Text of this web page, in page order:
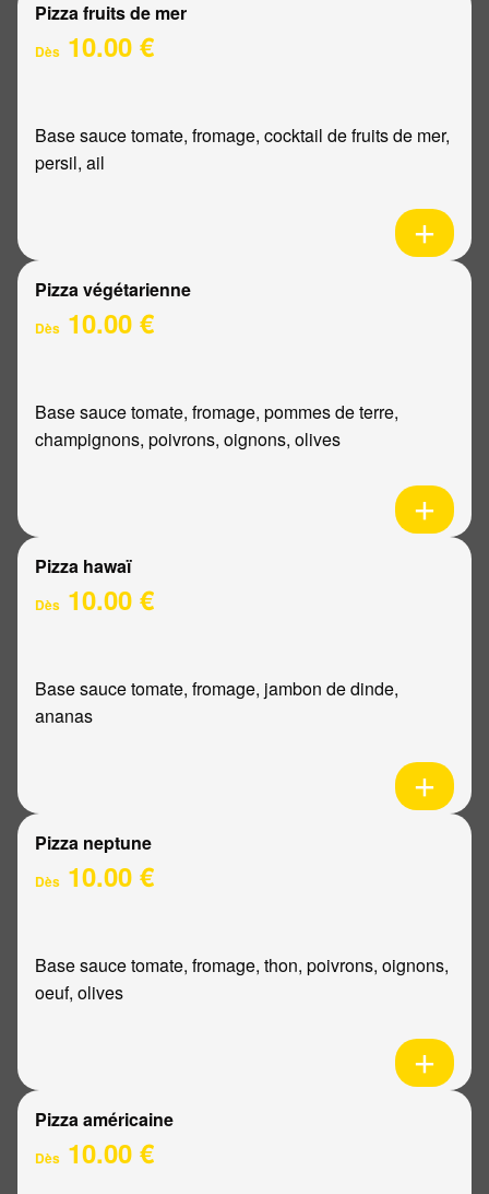
Pizza fruits de mer
Dès 10.00 €
Base sauce tomate, fromage, cocktail de fruits de mer,
persil, ail
Pizza végétarienne
Dès 10.00 €
Base sauce tomate, fromage, pommes de terre,
champignons, poivrons, oignons, olives
Pizza hawaï
Dès 10.00 €
Base sauce tomate, fromage, jambon de dinde,
ananas
Pizza neptune
Dès 10.00 €
Base sauce tomate, fromage, thon, poivrons, oignons,
oeuf, olives
Pizza américaine
Dès 10.00 €